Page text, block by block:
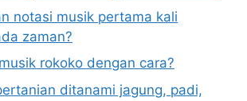
notasi musik pertama kali
zaman?
rokoko dengan cara?
ditanami jagung, padi,